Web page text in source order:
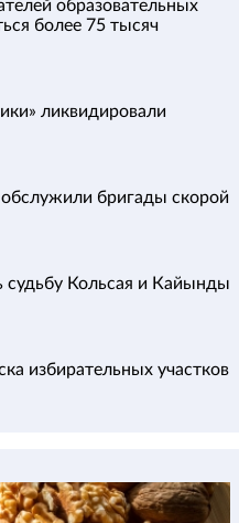
образовательных
более 75 тысяч
ликвидировали
бригады скорой
Кольсая и Кайынды
избирательных участков